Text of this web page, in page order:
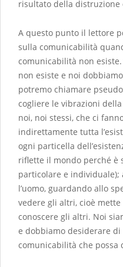
risultato della distruzione
A questo punto il lettore
sulla comunicabilità
comunicabilità non
non esiste e noi
potremo chiamare
cogliere le vibrazioni
noi, noi stessi, che ci
indirettamente tutta
ogni particella
riflette il mondo perché è
particolare e individuale);
l’uomo, guardando allo
vedere gli altri, cioè
conoscere gli altri. Noi
e dobbiamo desiderare
comunicabilità che